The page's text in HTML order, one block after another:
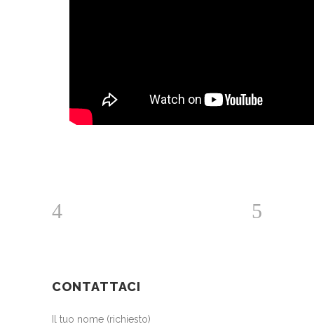
CONTATTACI
Il tuo nome (richiesto)